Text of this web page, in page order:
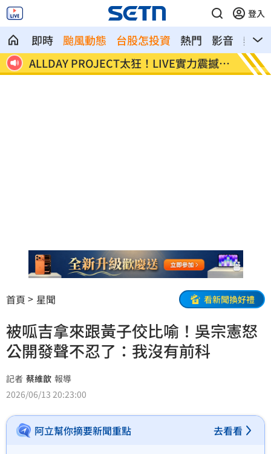
登入
即時 颱風動態 台股怎投資 熱門 影音
熱搜
莫
ALLDAY PROJECT太狂！LIVE實力震撼全
場
顧立
勞
首頁 星聞 看新聞換好禮
被呱吉拿來跟黃子佼比喻！吳宗憲怒
公開發聲不忍了：我沒有前科
記者 蔡維歆 報導
2026/06/13 20:23:00
阿立幫你摘要新聞重點 去看看